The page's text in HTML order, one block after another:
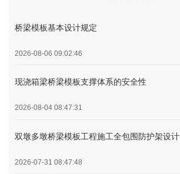
桥梁模板基本设计规定
2026-08-06 09:02:46
现浇箱梁桥梁模板支撑体系的安全性
2026-08-04 08:47:31
双墩多墩桥梁模板工程施工全包围防护架设计
2026-07-31 08:47:48